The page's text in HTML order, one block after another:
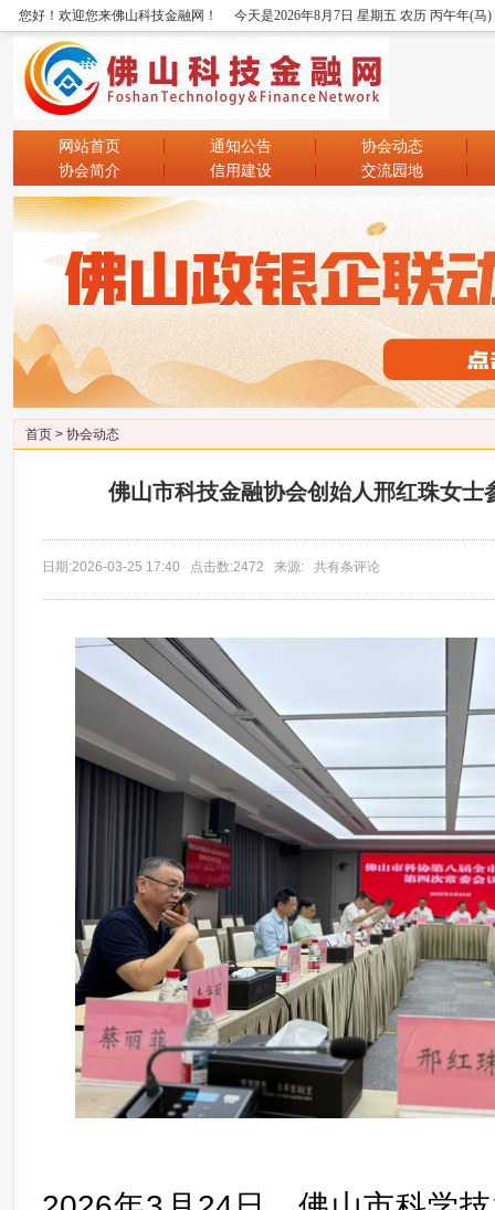
您好！欢迎您来佛山科技金融网！ 今天是2026年8月7日 星期五 农历 丙午年(马
网站首页 通知公告
协会动态
协会简介
信用建设 交流园地
首页 > 协会动态
佛山市科技金融协会创始人邢红珠女士
日期:2026-03-25 17:40 点击数:2472 来源: 共有条评论